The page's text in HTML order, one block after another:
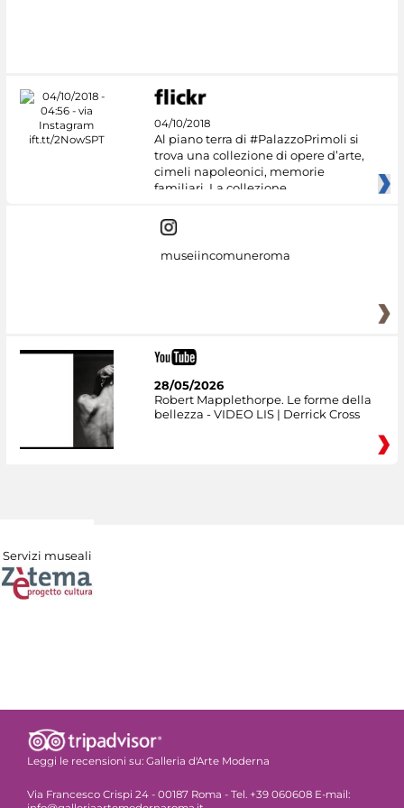
04/10/2018
Al piano terra di #PalazzoPrimoli si
trova una collezione di opere d’arte,
cimeli napoleonici, memorie
familiari. La collezione
museiincomuneroma
28/05/2026
Robert Mapplethorpe. Le forme della
bellezza - VIDEO LIS | Derrick Cross
Servizi museali
Leggi le recensioni su: Galleria d'Arte Moderna
Via Francesco Crispi 24 - 00187 Roma - Tel. +39 060608 E-mail: